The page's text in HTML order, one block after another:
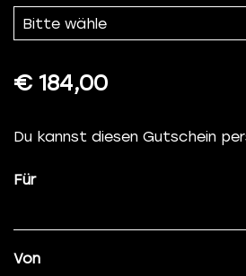
€ 184,00
Du kannst diesen Gutschein
Für
Von